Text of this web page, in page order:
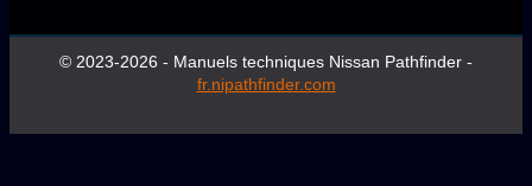
© 2023-2026 - Manuels techniques Nissan Pathfinder -
fr.nipathfinder.com